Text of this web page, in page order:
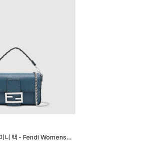
펜디 여성 바게트 미니 백 - Fendi Womens Baguette Mini Bag - …